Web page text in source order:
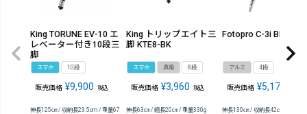
King TORUNE EV-10 エ
レベーター付き10段三
脚
スマホ 10段
販売価格 ¥9,900 税込
伸長125㎝ / 収納長23.5cm / 重量67
King トリップエイト三
脚 KTE8-BK
スマホ 真鍮 8段
販売価格 ¥3,960 税込
伸長63㎝ / 縮長20㎝ / 重量330g
Fotopro C-3i BK
アルミ 4段
販売価格 ¥5,170
伸長130㎝ / 収納長42cm / 質量